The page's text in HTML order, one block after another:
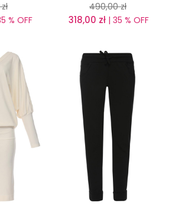
zł
% OFF
490,00 zł
318,00 zł | 35 % OFF